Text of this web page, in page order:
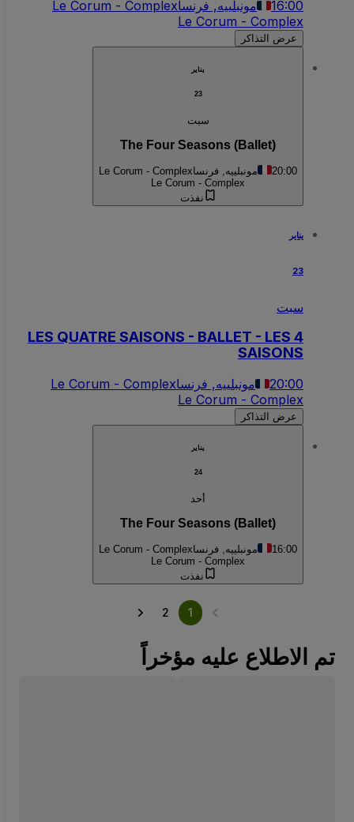
16:00 مونبلييه, فرنساLe Corum - Complex
Le Corum - Complex
عرض التذاكر
يناير
سبت
The Four Seasons (Ballet)
20:00 مونبلييه, فرنساLe Corum - Complex
Le Corum - Complex
نفذت
يناير
23
سبت
LES QUATRE SAISONS - BALLET - LES 4
SAISONS
20:00 مونبلييه, فرنساLe Corum - Complex
Le Corum - Complex
عرض التذاكر
يناير
أحد
The Four Seasons (Ballet)
16:00 مونبلييه, فرنساLe Corum - Complex
Le Corum - Complex
نفذت
1
تم الاطلاع عليه مؤخراً